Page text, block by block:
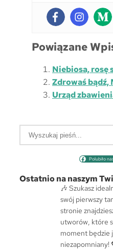
Powiązane
Niebiosa, rosę
Zdrowaś bądź,
Urząd
a
Polubiło
Ostatnio na naszym
🎶 Szukasz
swój pierwszy
stronie
utworów, które
moment będzie
niezapomniany!